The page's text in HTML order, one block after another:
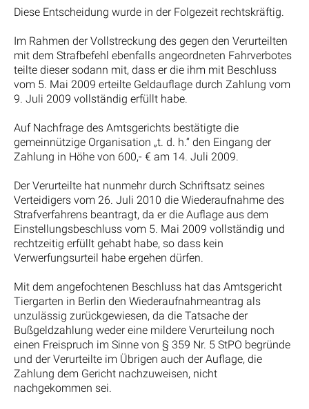
Diese Entscheidung wurde in der Folgezeit rechtskräftig.
Im Rahmen der Vollstreckung des gegen den Verurteilten
mit dem Strafbefehl ebenfalls angeordneten Fahrverbotes
teilte dieser sodann mit, dass er die ihm mit Beschluss
vom 5. Mai 2009 erteilte Geldauflage durch Zahlung vom
9. Juli 2009 vollständig erfüllt habe.
Auf Nachfrage des Amtsgerichts bestätigte die
gemeinnützige Organisation „t. d. h.“ den Eingang der
Zahlung in Höhe von 600,- € am 14. Juli 2009.
Der Verurteilte hat nunmehr durch Schriftsatz seines
Verteidigers vom 26. Juli 2010 die Wiederaufnahme des
Strafverfahrens beantragt, da er die Auflage aus dem
Einstellungsbeschluss vom 5. Mai 2009 vollständig und
rechtzeitig erfüllt gehabt habe, so dass kein
Verwerfungsurteil habe ergehen dürfen.
Mit dem angefochtenen Beschluss hat das Amtsgericht
Tiergarten in Berlin den Wiederaufnahmeantrag als
unzulässig zurückgewiesen, da die Tatsache der
Bußgeldzahlung weder eine mildere Verurteilung noch
einen Freispruch im Sinne von § 359 Nr. 5 StPO begründe
und der Verurteilte im Übrigen auch der Auflage, die
Zahlung dem Gericht nachzuweisen, nicht
nachgekommen sei.